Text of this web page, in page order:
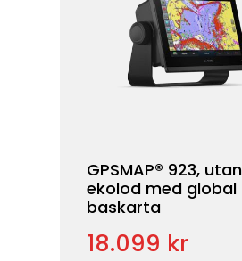
GPSMAP® 923, utan
ekolod med global
baskarta
18.099 kr